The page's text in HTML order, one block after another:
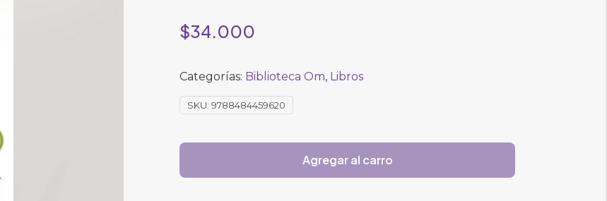
$34.000
Categorías: Biblioteca Om, Libros
SKU:9788484459620
Agregar al carro